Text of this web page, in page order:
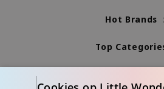
Hot Brands
Top